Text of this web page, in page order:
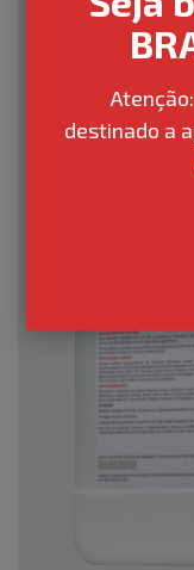
destinado a